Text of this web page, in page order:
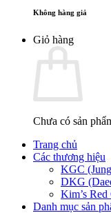
Không hàng giả
Giỏ hàng
Chưa có sản
Trang chủ
Các thương hiệu
KGC
DKG
Kim’s Red
Danh mục sản